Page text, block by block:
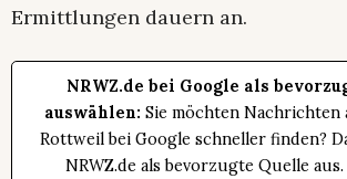
Ermittlungen dauern an.
NRWZ.de bei Google als
auswählen: Sie möchten Nachrichten
Rottweil bei Google schneller finden?
NRWZ.de als bevorzugte Quelle aus.